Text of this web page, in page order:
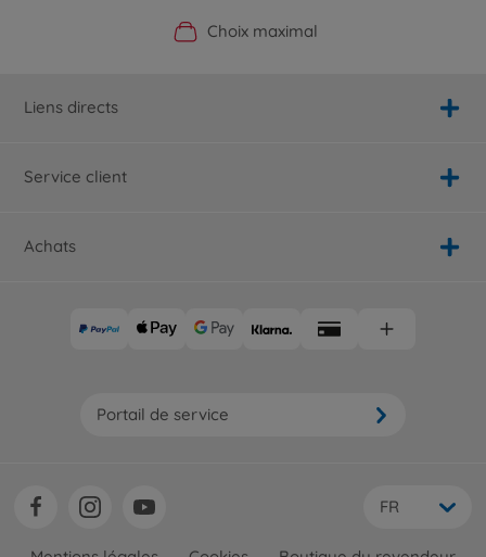
Boutique officielle du fabricant
Choix maximal
Service personnalisé
Livraison rapide
Liens directs
Service client
Achats
Portail de service
FR